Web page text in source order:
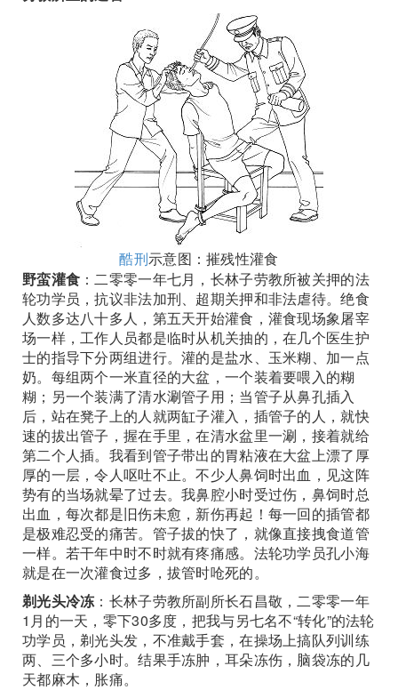
酷刑示意图：摧残性灌食
野蛮灌食 ：二零零一年七月，长林子劳教所被关押的法
轮功学员，抗议非法加刑、超期关押和非法虐待。绝食
人数多达八十多人，第五天开始灌食，灌食现场象屠宰
场一样，工作人员都是临时从机关抽的，在几个医生护
士的指导下分两组进行。灌的是盐水、玉米糊、加一点
奶。每组两个一米直径的大盆，一个装着要喂入的糊
糊；另一个装满了清水涮管子用；当管子从鼻孔插入
后，站在凳子上的人就两缸子灌入，插管子的人，就快
速的拔出管子，握在手里，在清水盆里一涮，接着就给
第二个人插。我看到管子带出的胃粘液在大盆上漂了厚
厚的一层，令人呕吐不止。不少人鼻饲时出血，见这阵
势有的当场就晕了过去。我鼻腔小时受过伤，鼻饲时总
出血，每次都是旧伤未愈，新伤再起！每一回的插管都
是极难忍受的痛苦。管子拔的快了，就像直接拽食道管
一样。若干年中时不时就有疼痛感。法轮功学员孔小海
就是在一次灌食过多，拔管时呛死的。
剃光头冷冻：长林子劳教所副所长石昌敬，二零零一年
1月的一天，零下30多度，把我与另七名不“转化”的法轮
功学员，剃光头发，不准戴手套，在操场上搞队列训练
两、三个多小时。结果手冻肿，耳朵冻伤，脑袋冻的几
天都麻木，胀痛。